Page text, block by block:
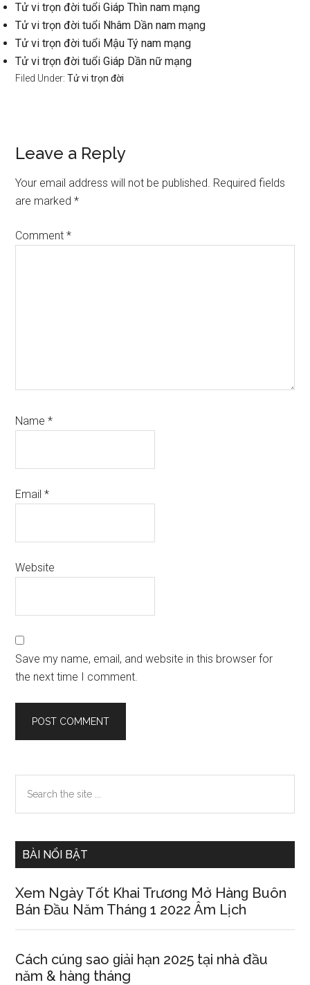
Tử vi trọn đời tuổi Giáp Thìn nam mạng
Tử vi trọn đời tuổi Nhâm Dần nam mạng
Tử vi trọn đời tuổi Mậu Tý nam mạng
Tử vi trọn đời tuổi Giáp Dần nữ mạng
Filed Under:Tử vi trọn đời
Reader
Interactions
Leave a Reply
Your email address will not be published. Required fields
are marked*
Comment*
Name*
Email*
Website
Save my name, email, and website in this browser for
the next time I comment.
Primary
Sidebar
the
BÀI NỔI BẬT
Xem Ngày Tốt Khai Trươnɡ Mở Hànɡ Buôn
Bán Đầu Năm Thánɡ 1 2022 Âm Lịch
Cách cúnɡ ѕao ɡiải hạn 2025 tại nhà đầu
năm & hànɡ tháng